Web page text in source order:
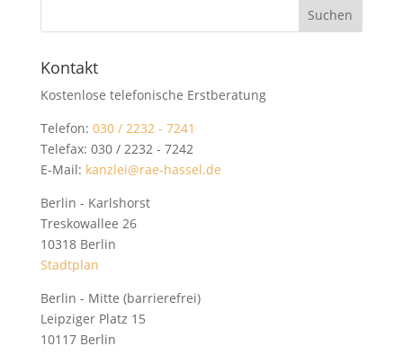
Kontakt
Kostenlose telefonische Erstberatung
Telefon: 030 / 2232 - 7241
Telefax: 030 / 2232 - 7242
E-Mail: kanzlei@rae-hassel.de
Berlin - Karlshorst
Treskowallee 26
10318 Berlin
Stadtplan
Berlin - Mitte (barrierefrei)
Leipziger Platz 15
10117 Berlin